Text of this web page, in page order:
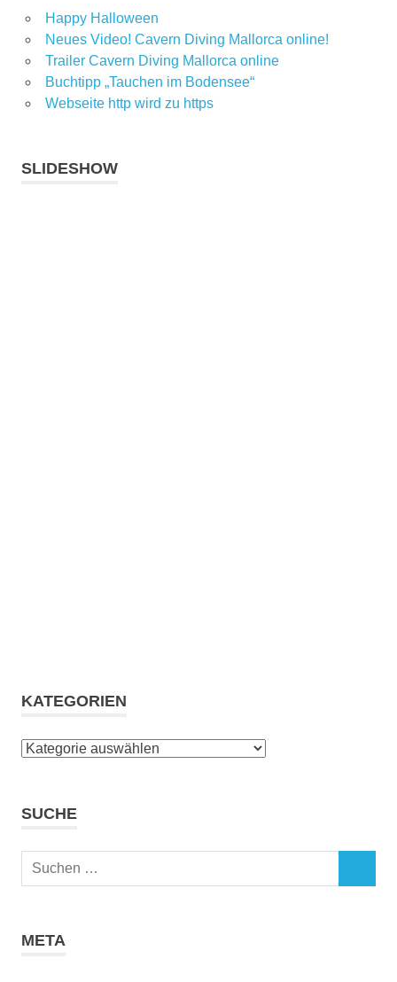
Happy Halloween
Neues Video! Cavern Diving Mallorca online!
Trailer Cavern Diving Mallorca online
Buchtipp „Tauchen im Bodensee“
Webseite http wird zu https
SLIDESHOW
KATEGORIEN
Kategorien
SUCHE
Suchen
META